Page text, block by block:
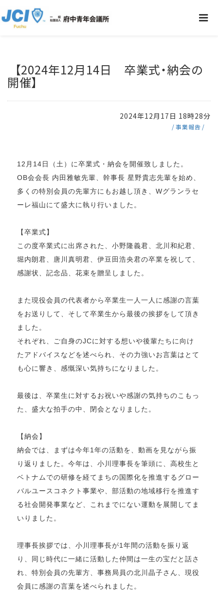
【2024年12月14日 卒業式・納会の
開催】
2024年12月17日 18時28分
事業報告
12月14日（土）に卒業式・納会を開催致しました。
OB会会長 内田雅敏先輩、幹事長 星野貴志先輩を始め、
多くの特別会員の先輩方にもお越し頂き、Wグランラセ
ーレ福山にて盛大に執り行いました。
【卒業式】
この度卒業式に出席された、小野隆義君、北川和紀君、
堀内朗君、唐川真明君、伊豆田浩央君の卒業を祝して、
感謝状、記念品、花束を贈呈しました。
また現役会員の代表者から卒業生一人一人に感謝の言葉
をお送りして、そして卒業生から最後の挨拶をして頂き
ました。
それぞれ、ご自身のJCに対する想いや後輩たちに向け
たアドバイスなどを述べられ、その力強いお言葉はとて
も心に響き、感慨深い気持ちになりました。
最後は、卒業生に対するお祝いや感謝の気持ちのこもっ
た、盛大な拍手の中、閉会となりました。
【納会】
納会では、まずは今年1年の活動を、動画を見ながら振
り返りました。今年は、小川理事長を筆頭に、高校生と
ベトナムでの研修を経てまちの国際化を推進するグロー
バルユースコネクト事業や、部活動の地域移行を推進す
る社会開発事業など、これまでにない運動を展開してま
いりました。
理事長挨拶では、小川理事長が1年間の活動を振り返
り、同じ時代に一緒に活動した仲間は一生の宝だと話さ
れ、特別会員の先輩方、事務局員の北川晶子さん、現役
会員に感謝の言葉を述べられました。